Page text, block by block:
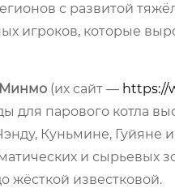
с развитой
игроков, которые
Минмо (их сайт — https://
для парового котла
Куньмине, Гуйяне
и сырьевых
жёсткой известковой.